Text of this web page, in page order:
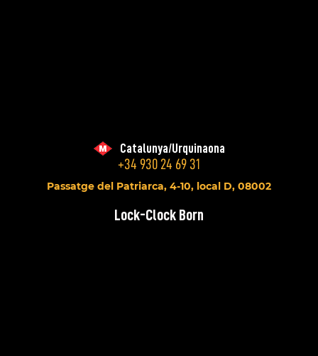
Catalunya/Urquinaona
+34 930 24 69 31
Passatge del Patriarca, 4-10, local D, 08002
Lock-Clock Born